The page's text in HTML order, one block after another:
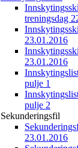
treningsdag
23.01.2016
23.01.2016
pulje 1
pulje 2
Sekunderingsfil
23.01.2016